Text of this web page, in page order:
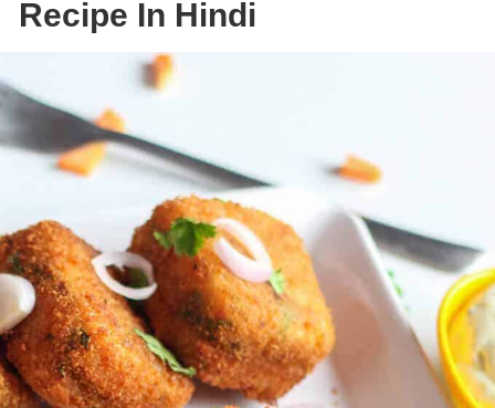
Recipe In Hindi